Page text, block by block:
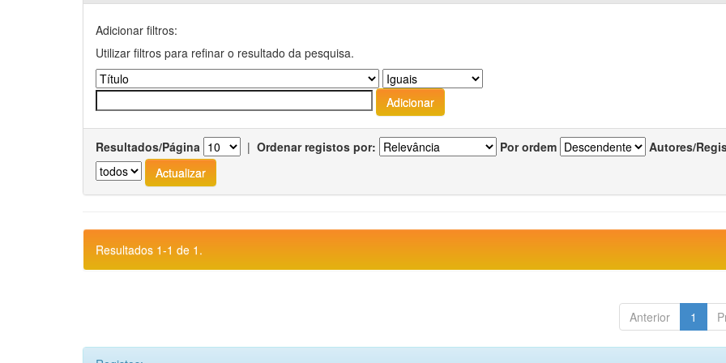
Adicionar filtros:
Utilizar filtros para refinar o resultado da pesquisa.
Resultados/Página | Ordenar registos por: Por ordem Autores/
Resultados 1-1 de 1.
Anterior 1